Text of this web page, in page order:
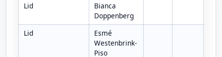
Lid
Bianca
Doppenberg
Lid
Esmé
Westenbrink-
Piso